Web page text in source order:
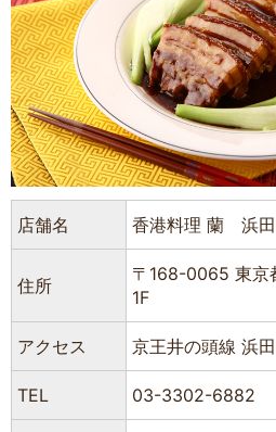
店舗名 香港料理 蘭 浜
住所
〒168-0065 東京
1F
アクセス 京王井の頭線 浜
TEL 03-3302-6882